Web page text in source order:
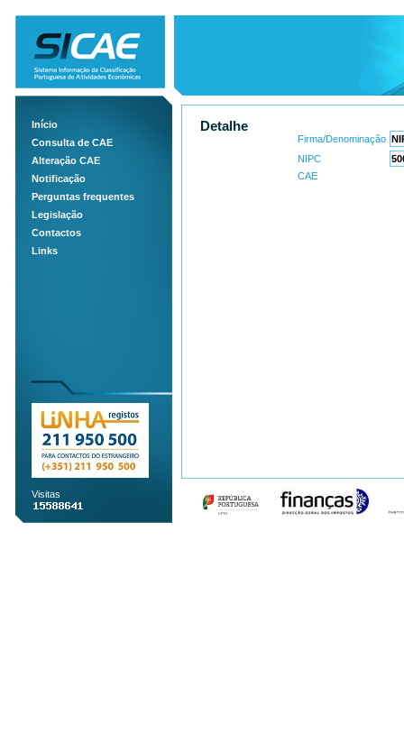
Início
Consulta de CAE
Alteração CAE
Notificação
Perguntas frequentes
Legislação
Contactos
Links
Visitas
Detalhe
Firma/Denominação
NIPC
CAE